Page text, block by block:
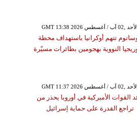
GMT 13:38 2026 الأحد ,02 آب / أغسطس
تتهم أوكرانيا باستهداف محطة
النووية بهجومين بطائرات مسيّرة
GMT 11:37 2026 الأحد ,02 آب / أغسطس
القوات الأميركية في أوروبا يحذر من
تراجع القدرة على حماية إسرائيل